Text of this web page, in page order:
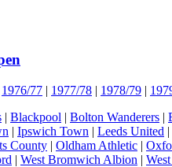
1976/77 | 1977/78 | 1978/79 |
| Blackpool | Bolton Wanderers |
| Ipswich Town | Leeds United |
County | Oldham Athletic |
| West Bromwich Albion |